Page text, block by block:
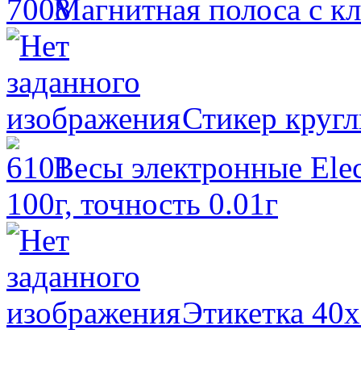
Магнитная полоса с
Стикер
Весы электронные
100г, точность 0.01г
Этикетка